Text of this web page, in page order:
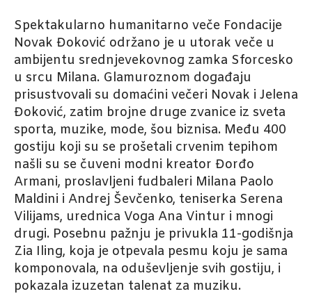
Spektakularno humanitarno veče Fondacije
Novak Đoković održano je u utorak veče u
ambijentu srednjevekovnog zamka Sforcesko
u srcu Milana. Glamuroznom događaju
prisustvovali su domaćini večeri Novak i Jelena
Đoković, zatim brojne druge zvanice iz sveta
sporta, muzike, mode, šou biznisa. Među 400
gostiju koji su se prošetali crvenim tepihom
našli su se čuveni modni kreator Đorđo
Armani, proslavljeni fudbaleri Milana Paolo
Maldini i Andrej Ševčenko, teniserka Serena
Vilijams, urednica Voga Ana Vintur i mnogi
drugi. Posebnu pažnju je privukla 11-godišnja
Zia Iling, koja je otpevala pesmu koju je sama
komponovala, na oduševljenje svih gostiju, i
pokazala izuzetan talenat za muziku.